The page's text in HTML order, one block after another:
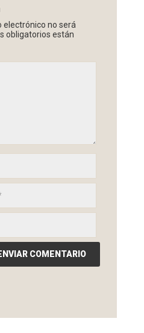
electrónico no será
obligatorios están